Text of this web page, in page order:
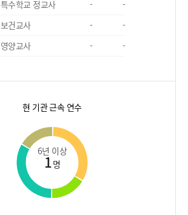
특수학교 정교사
-
-
보건교사
-
-
영양교사
- -
현 기관 근속 연수
6년 이상
1명